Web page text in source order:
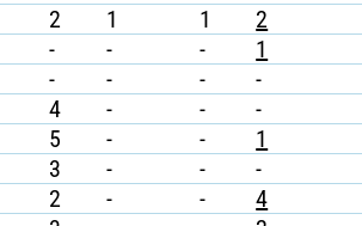
2 1 1
2
- - -
1
- - -
-
4 - -
-
5 - -
1
3 - -
-
2 - -
4